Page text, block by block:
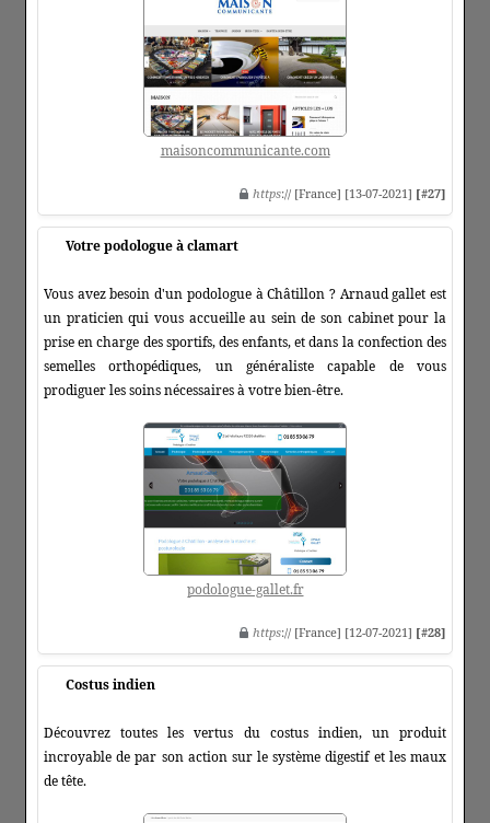
maisoncommunicante.com
https:// [France] [13-07-2021] [#27]
Votre podologue à clamart
Vous avez besoin d'un podologue à Châtillon ? Arnaud gallet est
un praticien qui vous accueille au sein de son cabinet pour la
prise en charge des sportifs, des enfants, et dans la confection des
semelles orthopédiques, un généraliste capable de vous
prodiguer les soins nécessaires à votre bien-être.
podologue-gallet.fr
https:// [France] [12-07-2021] [#28]
Costus indien
Découvrez toutes les vertus du costus indien, un produit
incroyable de par son action sur le système digestif et les maux
de tête.